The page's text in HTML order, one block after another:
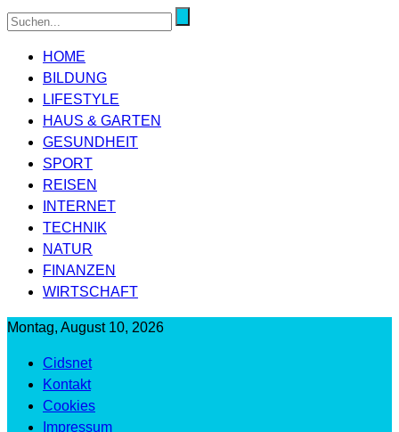
HOME
BILDUNG
LIFESTYLE
HAUS & GARTEN
GESUNDHEIT
SPORT
REISEN
INTERNET
TECHNIK
NATUR
FINANZEN
WIRTSCHAFT
Montag, August 10, 2026
Cidsnet
Kontakt
Cookies
Impressum